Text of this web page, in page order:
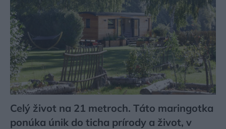
Celý život na 21 metroch. Táto maringotka
ponúka únik do ticha prírody a život, v